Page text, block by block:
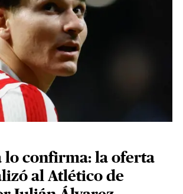
lo confirma: la oferta
al Atlético de